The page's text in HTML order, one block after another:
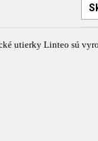
utierky Linteo sú